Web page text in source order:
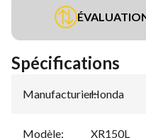
Spécifications
Manufacturier:
Honda
Modèle: XR150L